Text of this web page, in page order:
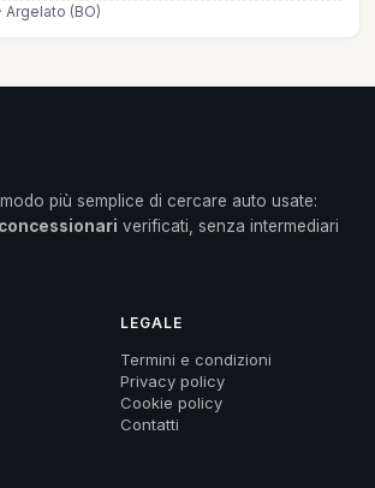
Argelato (BO)
più semplice di cercare auto usate:
verificati, senza intermediari
LEGALE
Termini e condizioni
Privacy policy
Cookie policy
Contatti